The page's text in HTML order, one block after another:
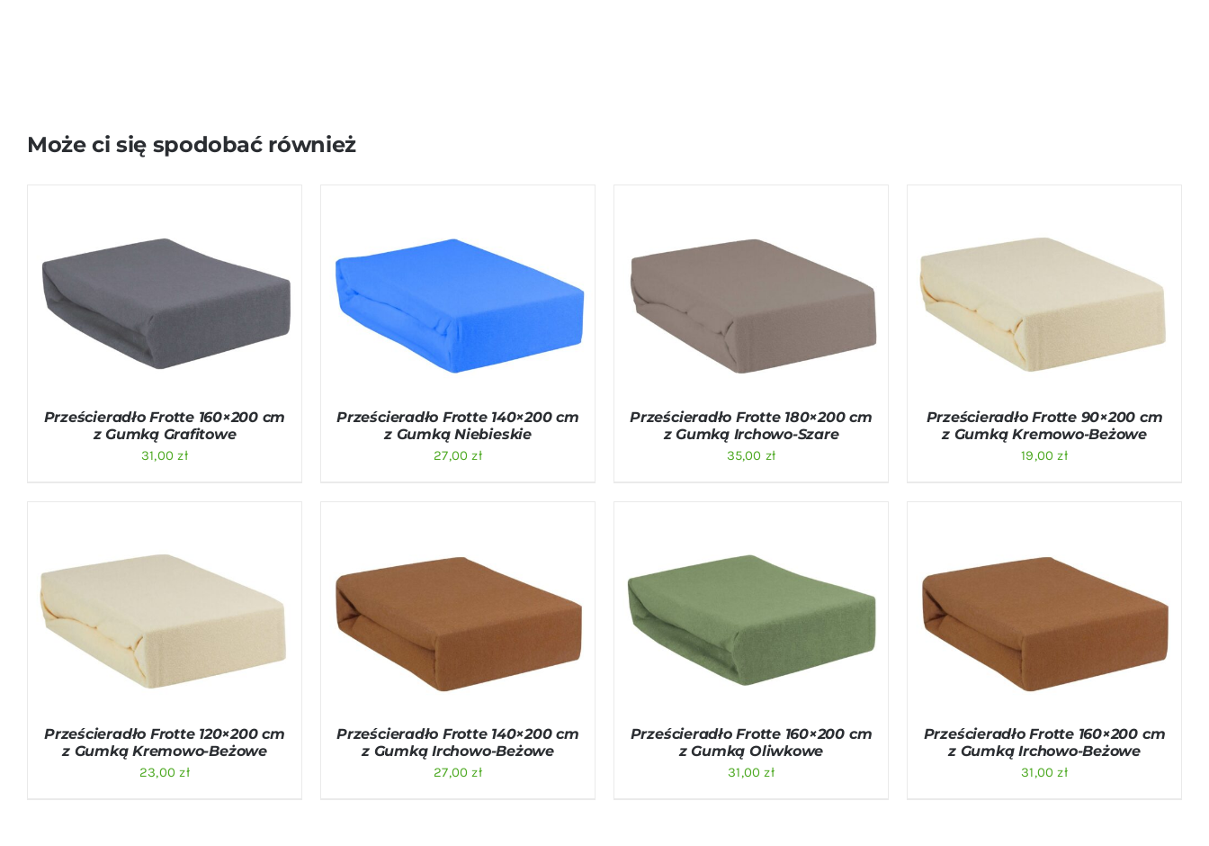
Może ci się spodobać również
DODAJ DO KOSZYKA QUICK VIEW
Prześcieradło Frotte 160×200 cm
z Gumką Grafitowe
31,00zł
DODAJ DO KOSZYKA
Prześcieradło Frotte 140×200 cm
z Gumką Niebieskie
27,00zł
Prześcieradło Frotte 180×200 cm
z Gumką Irchowo-Szare
35,00 zł
Prześcieradło Frotte 90×200 cm
z Gumką Kremowo-Beżowe
19,00zł
Prześcieradło Frotte 120×200 cm
z Gumką Kremowo-Beżowe
23,00zł
DODAJ DO KOSZYKA
Prześcieradło Frotte 140×200 cm
z Gumką Irchowo-Beżowe
27,00zł
DODAJ DO KOSZYKA QUICK VIEW
Prześcieradło Frotte 160×200 cm
z Gumką Oliwkowe
31,00zł
DODAJ DO KOSZYKA
Prześcieradło Frotte 160×200 cm
z Gumką Irchowo-Beżowe
31,00zł